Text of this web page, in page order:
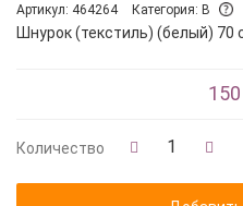
Артикул: 464264 Категория: B
Шнурок (текстиль) (белый) 70
Количество